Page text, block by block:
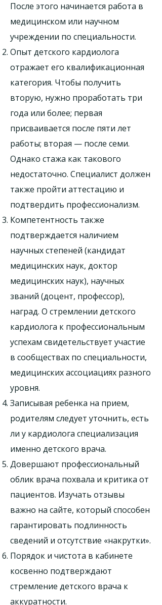
После этого начинается работа в
медицинском или научном
учреждении по специальности.
Опыт детского кардиолога
отражает его квалификационная
категория. Чтобы получить
вторую, нужно проработать три
года или более; первая
присваивается после пяти лет
работы; вторая — после семи.
Однако стажа как такового
недостаточно. Специалист должен
также пройти аттестацию и
подтвердить профессионализм.
Компетентность также
подтверждается наличием
научных степеней (кандидат
медицинских наук, доктор
медицинских наук), научных
званий (доцент, профессор),
наград. О стремлении детского
кардиолога к профессиональным
успехам свидетельствует участие
в сообществах по специальности,
медицинских ассоциациях разного
уровня.
Записывая ребенка на прием,
родителям следует уточнить, есть
ли у кардиолога специализация
именно детского врача.
Довершают профессиональный
облик врача похвала и критика от
пациентов. Изучать отзывы
важно на сайте, который способен
гарантировать подлинность
сведений и отсутствие «накрутки».
Порядок и чистота в кабинете
косвенно подтверждают
стремление детского врача к
аккуратности.